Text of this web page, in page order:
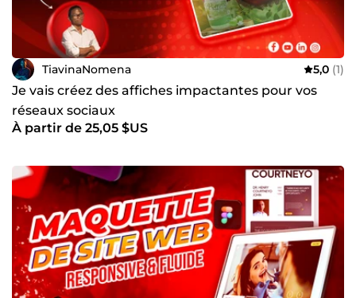
TiavinaNomena 5,0 (1)
Je vais créez des affiches impactantes pour vos
réseaux sociaux
À partir de 25,05 $US